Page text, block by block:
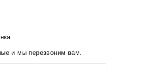
и мы перезвоним вам.